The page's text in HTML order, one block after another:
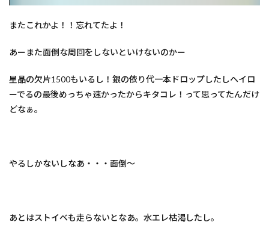
またこれかよ！！忘れてたよ！
あーまた面倒な周回をしないといけないのかー
星晶の欠片1500もいるし！銀の依り代一本ドロップしたしヘイロ
ーでるの最後めっちゃ速かったからキタコレ！って思ってたんだけ
どなぁ。
やるしかないしなあ・・・面倒～
あとはストイベも走らないとなあ。水エレ枯渇したし。